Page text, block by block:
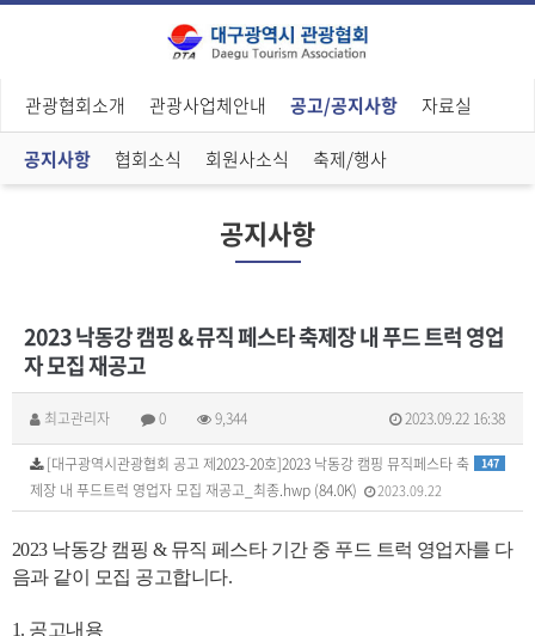
관광협회소개 관광사업체안내 공고/공지사항 자료실
공지사항 협회소식 회원사소식 축제/행사
공지사항
2023 낙동강 캠핑 & 뮤직 페스타 축제장 내 푸드 트럭 영업
자 모집 재공고
최고관리자 0 9,344 2023.09.22 16:38
147
[대구광역시관광협회 공고 제2023-20호]2023 낙동강 캠핑 뮤직페스타 축
제장 내 푸드트럭 영업자 모집 재공고_최종.hwp (84.0K)
2023.09.22
2023 낙동강 캠핑 & 뮤직 페스타 기간 중 푸드 트럭 영업자를 다
음과 같이 모집 공고합니다.
1. 공고내용